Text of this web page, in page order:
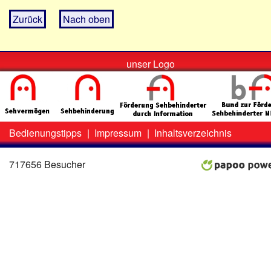
Zurück Nach oben
unser Logo
Zweit-
Menü
Bedienungstipps | Impressum | Inhaltsverzeichnis
717656 Besucher